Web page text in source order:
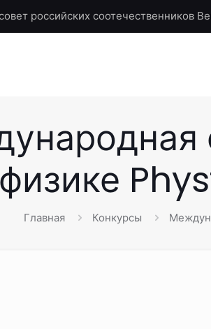
российских соотечественников
физике
Главная Конкурсы